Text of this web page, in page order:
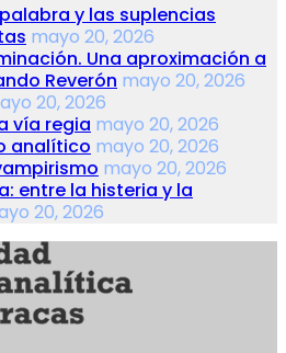
y las suplencias
mayo 20, 2026
Una aproximación a
Reverón mayo 20, 2026
20, 2026
vía regia mayo 20, 2026
analítico mayo 20, 2026
mayo 20, 2026
entre la histeria y la
20, 2026